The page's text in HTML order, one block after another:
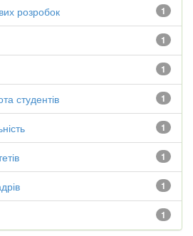
1
розробок
1
1
1
студентів
1
1
1
1